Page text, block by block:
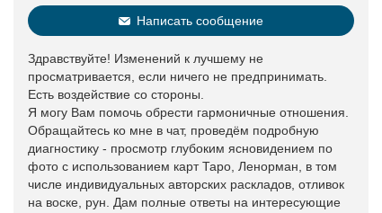
Написать сообщение
Здравствуйте! Изменений к лучшему не
просматривается, если ничего не предпринимать.
Есть воздействие со стороны.
Я могу Вам помочь обрести гармоничные отношения.
Обращайтесь ко мне в чат, проведём подробную
диагностику - просмотр глубоким ясновидением по
фото с использованием карт Таро, Ленорман, в том
числе индивидуальных авторских раскладов, отливок
на воске, рун. Дам полные ответы на интересующие